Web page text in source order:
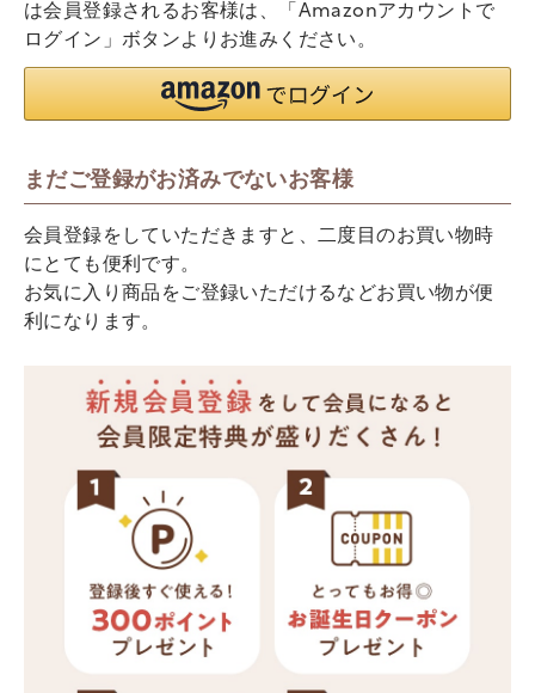
は会員登録されるお客様は、「Amazonアカウントで
ログイン」ボタンよりお進みください。
まだご登録がお済みでないお客様
会員登録をしていただきますと、二度目のお買い物時
にとても便利です。
お気に入り商品をご登録いただけるなどお買い物が便
利になります。